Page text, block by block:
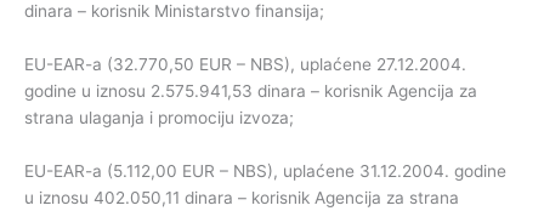
dinara – korisnik Ministarstvo finansija;
EU-EAR-a (32.770,50 EUR – NBS), uplaćene 27.12.2004.
godine u iznosu 2.575.941,53 dinara – korisnik Agencija za
strana ulaganja i promociju izvoza;
EU-EAR-a (5.112,00 EUR – NBS), uplaćene 31.12.2004. godine
u iznosu 402.050,11 dinara – korisnik Agencija za strana